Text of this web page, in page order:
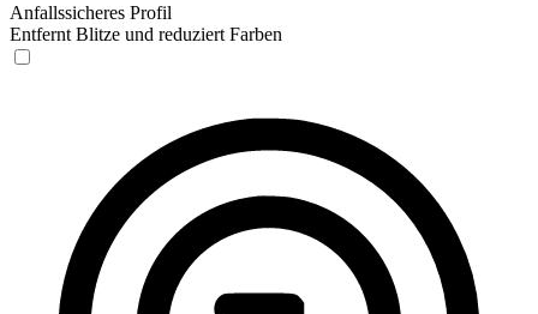
Anfallssicheres Profil
Entfernt Blitze und reduziert Farben